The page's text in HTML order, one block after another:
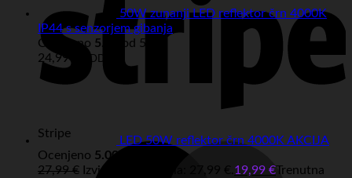
Stripe
50W zunanji LED reflektor črn 4000K
IP44 s senzorjem gibanja
Ocenjeno 5.00
od 5
24,99
z DDV
LED 50W reflektor črn 4000K AKCIJA
Ocenjeno 5.00
27,99€ Izvirna cena je bila: 27,99 €. 19,99 €Trenutna